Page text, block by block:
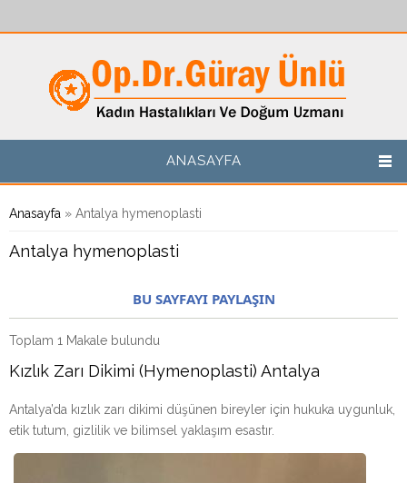
ANASAYFA
Buradasınız
Anasayfa » Antalya hymenoplasti
Antalya hymenoplasti
BU SAYFAYI PAYLAŞIN
Toplam 1 Makale bulundu
Kızlık Zarı Dikimi (Hymenoplasti) Antalya
Antalya’da kızlık zarı dikimi düşünen bireyler için hukuka uygunluk,
etik tutum, gizlilik ve bilimsel yaklaşım esastır.